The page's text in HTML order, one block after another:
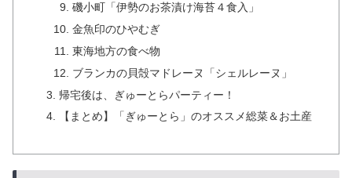
磯小町「伊勢のお茶漬け海苔４食入」
金魚印のひやむぎ
東海地方の食べ物
ブランカの貝殻マドレーヌ「シェルレーヌ」
帰宅後は、ぎゅーとらパーティー！
【まとめ】「ぎゅーとら」のオススメ総菜＆お土産